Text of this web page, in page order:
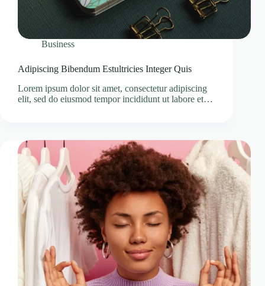
Business
Adipiscing Bibendum Estultricies Integer Quis
Lorem ipsum dolor sit amet, consectetur adipiscing
elit, sed do eiusmod tempor incididunt ut labore et…